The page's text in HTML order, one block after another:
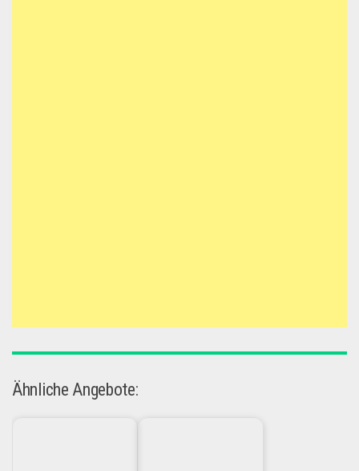
Ähnliche Angebote: